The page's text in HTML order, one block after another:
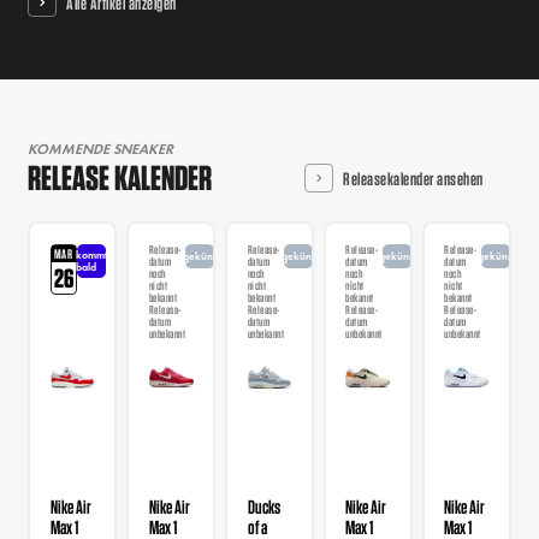
KOMMENDE SNEAKER
RELEASE KALENDER Releasekalender ansehen
MAR
26
kommt
bald
Nike Air
Max 1
Release-
datum
noch
nicht
bekannt
Release-
datum
unbekannt
angekündigt
Nike Air
Max 1
Release-
datum
noch
nicht
bekannt
Release-
datum
unbekannt
angekündigt
Ducks
of a
Release-
datum
noch
nicht
bekannt
Release-
datum
unbekannt
angekündigt
Nike Air
Max 1
Release-
datum
noch
nicht
bekannt
Release-
datum
unbekannt
angekündigt
Nike Air
Max 1